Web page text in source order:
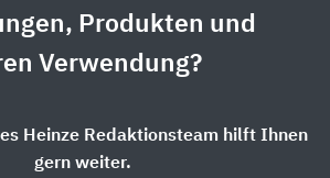
Produkten und
Verwendung?
Heinze Redaktionsteam hilft Ihnen
gern weiter.